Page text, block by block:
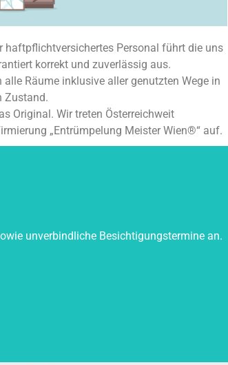
haftpflichtversichertes Personal führt die uns
korrekt und zuverlässig aus.
alle Räume inklusive aller genutzten Wege in
Zustand.
Original. Wir treten Österreichweit
„Entrümpelung Meister Wien®“ auf.
unverbindliche Besichtigungstermine an.